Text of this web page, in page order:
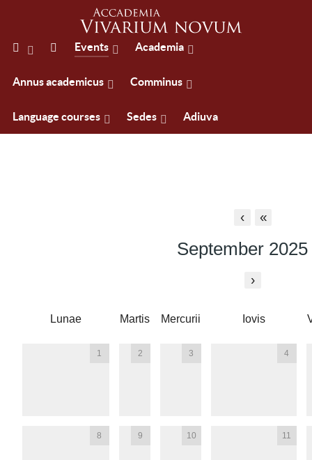
Events Academia
Annus academicus Comminus
Language courses Sedes Adiuva
‹ «
September 2025
›
Lunae Martis Mercurii Iovis
1 2 3 4
8 9 10 11